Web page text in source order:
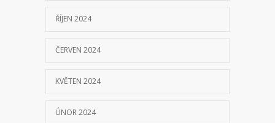
ŘÍJEN 2024
ČERVEN 2024
KVĚTEN 2024
ÚNOR 2024